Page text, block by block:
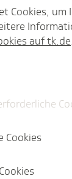
37 85
Cookies,
auf tk.de
Cookies